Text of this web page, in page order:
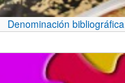
Denominación bibliográfica